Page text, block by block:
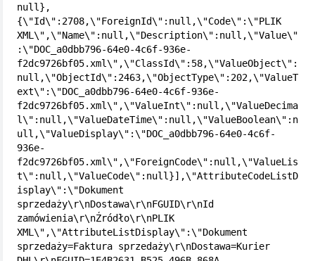
null},
{\"Id\":2708,\"ForeignId\":null,\"Code\":\"PLIK
XML\",\"Name\":null,\"Description\":null,\"Value\"
:\"DOC_a0dbb796-64e0-4c6f-936e-
f2dc9726bf05.xml\",\"ClassId\":58,\"ValueObject\":
null,\"ObjectId\":2463,\"ObjectType\":202,\"ValueT
ext\":\"DOC_a0dbb796-64e0-4c6f-936e-
f2dc9726bf05.xml\",\"ValueInt\":null,\"ValueDecima
l\":null,\"ValueDateTime\":null,\"ValueBoolean\":n
ull,\"ValueDisplay\":\"DOC_a0dbb796-64e0-4c6f-
936e-
f2dc9726bf05.xml\",\"ForeignCode\":null,\"ValueLis
t\":null,\"ValueCode\":null}],\"AttributeCodeListD
isplay\":\"Dokument
sprzedaży\r\nDostawa\r\nFGUID\r\nId
zamówienia\r\nŹródło\r\nPLIK
XML\",\"AttributeListDisplay\":\"Dokument
sprzedaży=Faktura sprzedaży\r\nDostawa=Kurier